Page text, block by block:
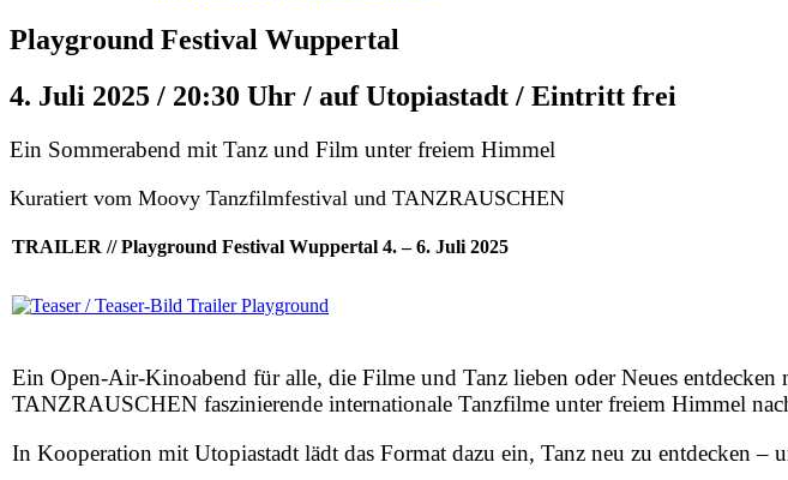
Playground Festival Wuppertal
4. Juli 2025 / 20:30 Uhr / auf Utopiastadt / Eintritt frei
Ein Sommerabend mit Tanz und Film unter freiem Himmel
Kuratiert vom Moovy Tanzfilmfestival und TANZRAUSCHEN
TRAILER // Playground Festival Wuppertal 4. – 6. Juli 2025
Ein Open-Air-Kinoabend für alle, die Filme und Tanz lieben oder Neues
TANZRAUSCHEN faszinierende internationale Tanzfilme unter freiem Himmel
In Kooperation mit Utopiastadt lädt das Format dazu ein, Tanz neu zu entdecken –